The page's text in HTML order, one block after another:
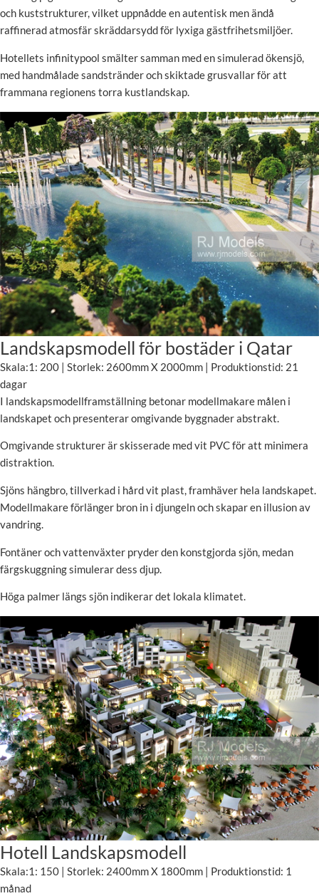
och kuststrukturer, vilket uppnådde en autentisk men ändå
raffinerad atmosfär skräddarsydd för lyxiga gästfrihetsmiljöer.
Hotellets infinitypool smälter samman med en simulerad ökensjö,
med handmålade sandstränder och skiktade grusvallar för att
frammana regionens torra kustlandskap.
Landskapsmodell för bostäder i Qatar
Skala:1: 200 | Storlek: 2600mm X 2000mm | Produktionstid: 21
dagar
I landskapsmodellframställning betonar modellmakare målen i
landskapet och presenterar omgivande byggnader abstrakt.
Omgivande strukturer är skisserade med vit PVC för att minimera
distraktion.
Sjöns hängbro, tillverkad i hård vit plast, framhäver hela landskapet.
Modellmakare förlänger bron in i djungeln och skapar en illusion av
vandring.
Fontäner och vattenväxter pryder den konstgjorda sjön, medan
färgskuggning simulerar dess djup.
Höga palmer längs sjön indikerar det lokala klimatet.
Hotell Landskapsmodell
Skala:1: 150 | Storlek: 2400mm X 1800mm | Produktionstid: 1
månad